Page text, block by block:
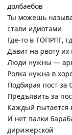
долбаебов
Ты можешь
стали идиотами
Где-то в ТОПРПГ,
Давит на рвоту их
Люди нужны —
Ролка нужна в
Подбирая пост за
Предъявить за
Каждый пытается
И нет палки
дирижерской